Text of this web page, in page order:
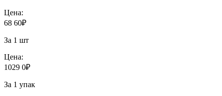
Цена:
68 60₽
За 1 шт
Цена:
1029 0₽
За 1 упак